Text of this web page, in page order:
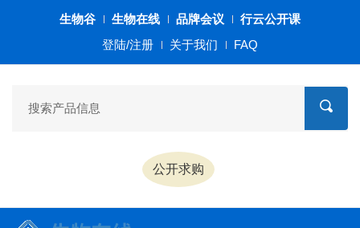
生物谷 生物在线 品牌会议
行云公开课
登陆/注册
关于我们 FAQ
公开求购